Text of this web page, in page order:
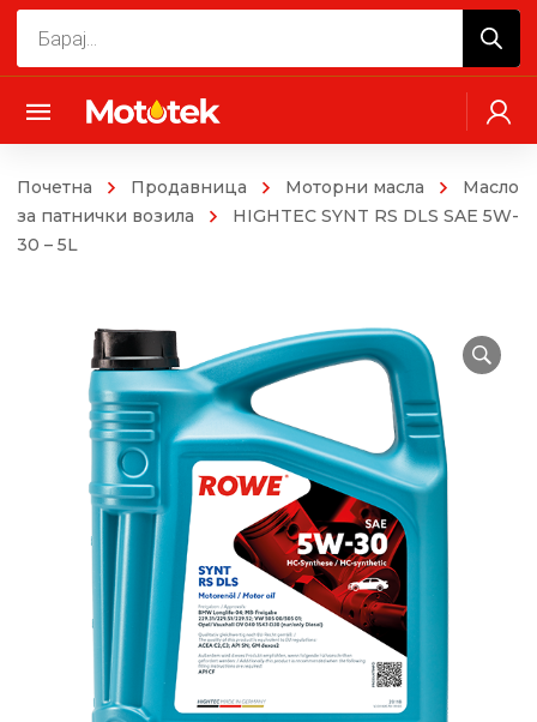
Почетна Продавница Моторни масла
Mасло
за патнички возила
HIGHTEC SYNT RS DLS SAE 5W-
30 – 5L